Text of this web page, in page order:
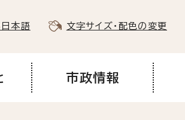
本語 文字サイズ・配色の変更
市政情報